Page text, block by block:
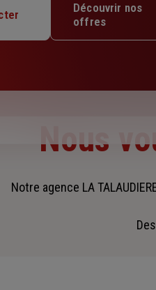
/ 14h – 17h
– 12h / 14h – 17h
Découvrir nos
offres
Nous
Notre agence LA